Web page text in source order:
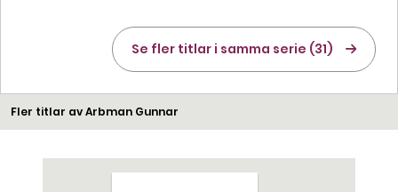
Se fler titlar i samma serie (31)
Fler titlar av Arbman Gunnar